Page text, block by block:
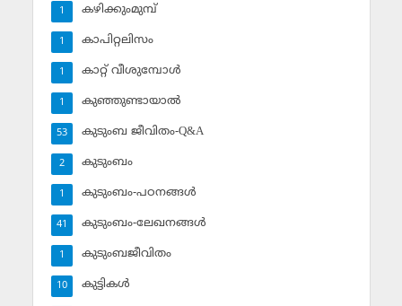
കഴിക്കുംമുമ്പ്
1
കാപിറ്റലിസം
1
കാറ്റ് വീശുമ്പോള്‍
1
കുഞ്ഞുണ്ടായാല്‍
1
കുടുംബ ജീവിതം-Q&A
53
കുടുംബം
2
കുടുംബം-പഠനങ്ങള്‍
1
കുടുംബം-ലേഖനങ്ങള്‍
41
കുടുംബജീവിതം
1
കുട്ടികള്‍
10